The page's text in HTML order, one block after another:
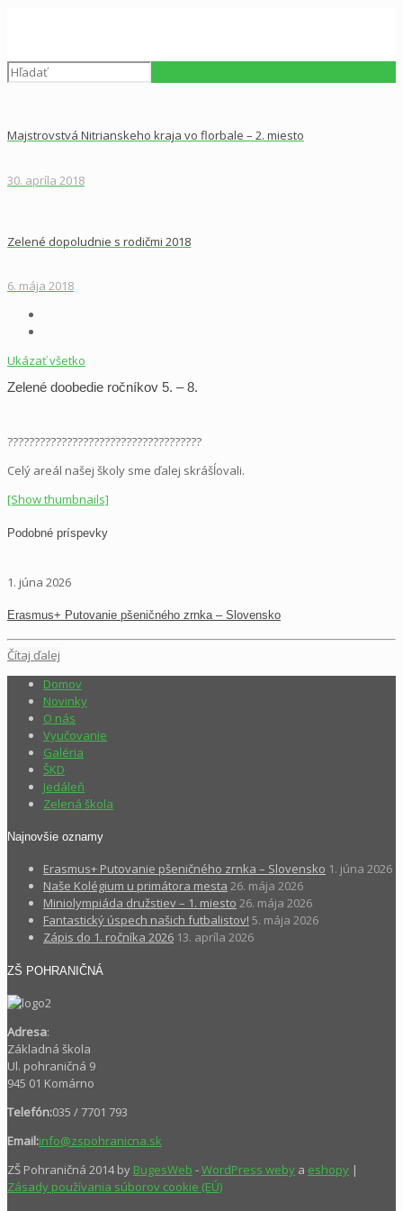
Majstrovstvá Nitrianskeho kraja vo florbale – 2. miesto
30. apríla 2018
Zelené dopoludnie s rodičmi 2018
6. mája 2018
Ukázať všetko
Zelené doobedie ročníkov 5. – 8.
????????????????????????????????????
Celý areál našej školy sme ďalej skrášĺovali.
[Show thumbnails]
Podobné príspevky
1. júna 2026
Erasmus+ Putovanie pšeničného zrnka – Slovensko
Čítaj ďalej
Domov
Novinky
O nás
Vyučovanie
Galéria
ŠKD
Jedáleň
Zelená škola
Najnovšie oznamy
Erasmus+ Putovanie pšeničného zrnka – Slovensko 1. júna 2026
Naše Kolégium u primátora mesta 26. mája 2026
Miniolympiáda družstiev – 1. miesto 26. mája 2026
Fantastický úspech našich futbalistov! 5. mája 2026
Zápis do 1. ročníka 2026 13. apríla 2026
ZŠ POHRANIČNÁ
Adresa:
Základná škola
Ul. pohraničná 9
945 01 Komárno
Telefón:035 / 7701 793
Email:info@zspohranicna.sk
ZŠ Pohraničná 2014 by BugesWeb -WordPress weby a eshopy |
Zásady používania súborov cookie (EÚ)